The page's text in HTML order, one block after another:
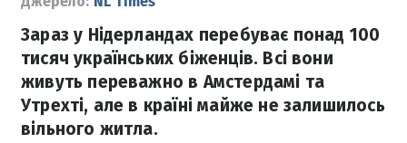
Зараз у Нідерландах перебуває понад 100
тисяч українських біженців. Всі вони
живуть переважно в Амстердамі та
Утрехті, але в країні майже не залишилось
вільного житла.